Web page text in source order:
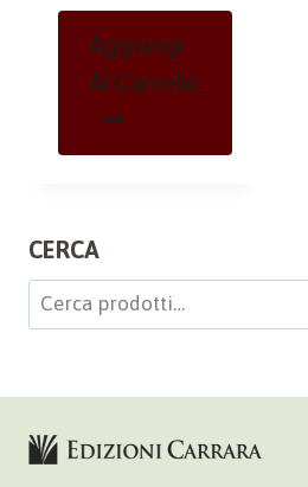
Aggiungi
Al Carrello
CERCA
Cerca: